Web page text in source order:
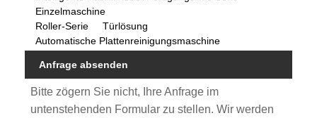
Einzelmaschine
Roller-Serie
Türlösung
Automatische Plattenreinigungsmaschine
Anfrage absenden
Bitte zögern Sie nicht, Ihre Anfrage im
untenstehenden Formular zu stellen. Wir werden